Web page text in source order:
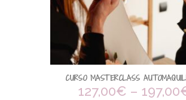
CURSO MASTERCLASS
127,00€ – 197,00